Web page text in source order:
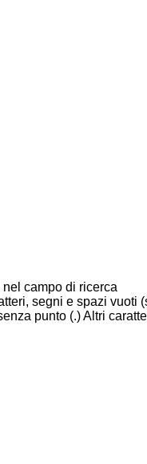
nel campo di ricerca
segni e spazi vuoti
punto (.) Altri